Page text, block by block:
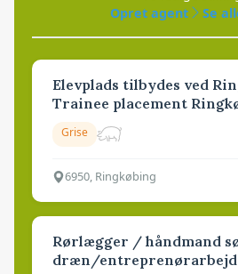
Opret agent
Se
Elevplads tilbydes ved
Trainee placement
Grise
6950, Ringkøbing
Rørlægger / håndmand
dræn/